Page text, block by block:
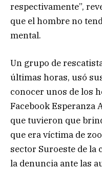
respectivamente”,
que el hombre no
mental.
Un grupo de
últimas horas, usó
conocer unos de los
Facebook Esperanza
que tuvieron que
que era víctima de
sector Suroeste de la
la denuncia ante las